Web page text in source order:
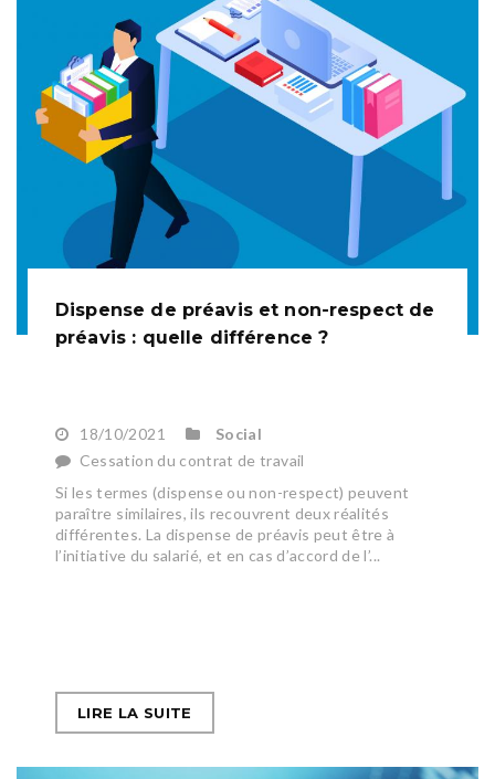
Dispense de préavis et non-respect de
préavis : quelle différence ?
18/10/2021
Social
Cessation du contrat de travail
Si les termes (dispense ou non-respect) peuvent
paraître similaires, ils recouvrent deux réalités
différentes. La dispense de préavis peut être à
l’initiative du salarié, et en cas d’accord de l’...
LIRE LA SUITE